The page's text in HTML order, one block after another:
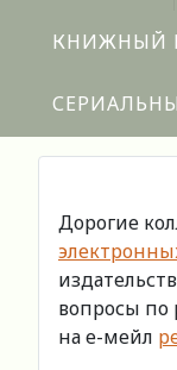
КНИЖНЫЙ
Дорогие
вопросы по
на е-мейл